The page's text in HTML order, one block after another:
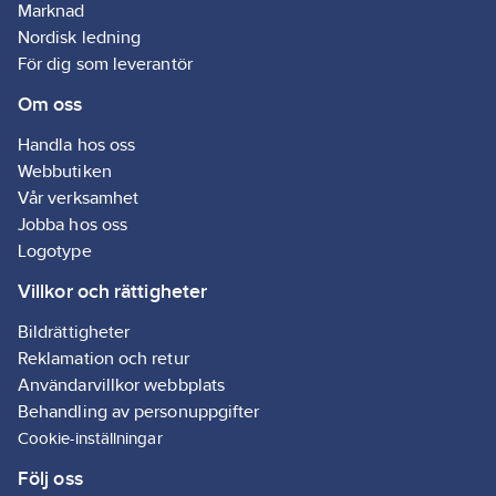
Marknad
Nordisk ledning
För dig som leverantör
Om oss
Handla hos oss
Webbutiken
Vår verksamhet
Jobba hos oss
Logotype
Villkor och rättigheter
Bildrättigheter
Reklamation och retur
Användarvillkor webbplats
Behandling av personuppgifter
Cookie-inställningar
Följ oss